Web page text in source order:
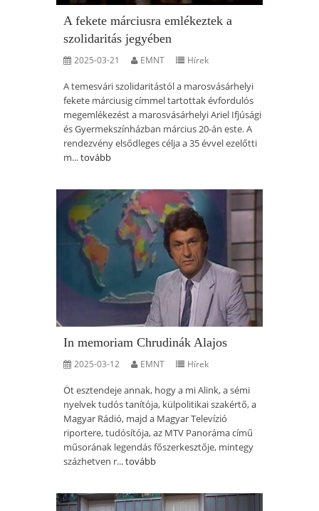
A fekete márciusra emlékeztek a
szolidaritás jegyében
2025-03-21 EMNT Hírek
A temesvári szolidaritástól a marosvásárhelyi
fekete márciusig címmel tartottak évfordulós
megemlékezést a marosvásárhelyi Ariel Ifjúsági
és Gyermekszínházban március 20-án este. A
rendezvény elsődleges célja a 35 évvel ezelőtti
m...tovább
In memoriam Chrudinák Alajos
2025-03-12 EMNT Hírek
Öt esztendeje annak, hogy a mi Alink, a sémi
nyelvek tudós tanítója, külpolitikai szakértő, a
Magyar Rádió, majd a Magyar Televízió
riportere, tudósítója, az MTV Panoráma című
műsorának legendás főszerkesztője, mintegy
százhetven r...tovább